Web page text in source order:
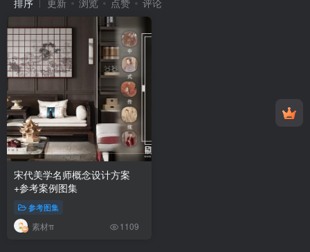
排序 更新 浏览 点赞 评论
宋代美学名师概念设计方案
+参考案例图集
参考图集
素材π 1109